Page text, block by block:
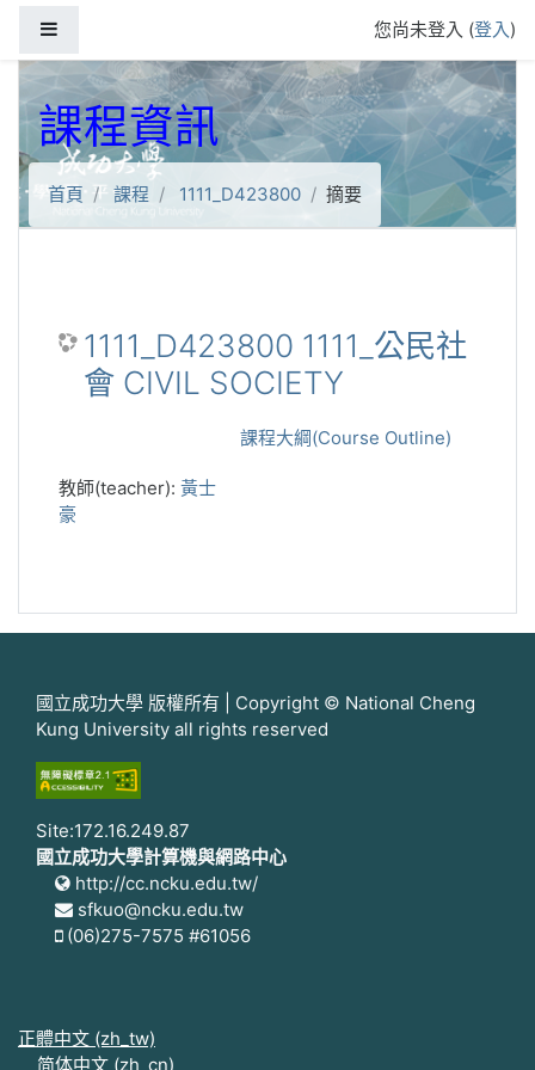
您尚未登入 (登入)
課程資訊
首頁 課程 1111_D423800 摘要
1111_D423800 1111_公民社
會 CIVIL SOCIETY
課程大綱(Course Outline)
教師(teacher): 黃士
豪
國立成功大學 版權所有 | Copyright © National Cheng
Kung University all rights reserved
Site:172.16.249.87
國立成功大學計算機與網路中心
http://cc.ncku.edu.tw/
sfkuo@ncku.edu.tw
(06)275-7575 #61056
正體中文 ‎(zh_tw)‎
简体中文 ‎(zh_cn)‎